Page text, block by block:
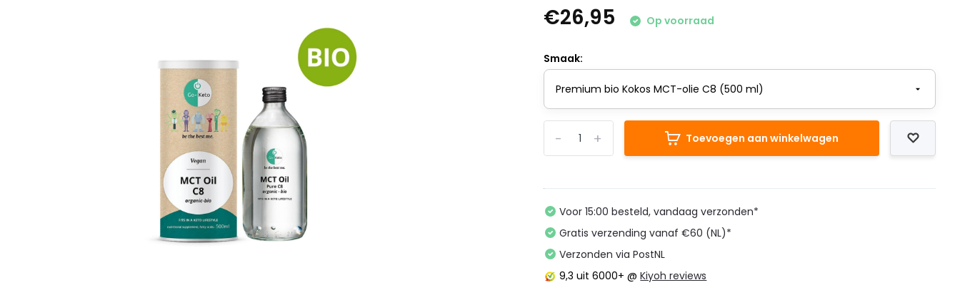
€26,95 Op voorraad
Smaak:
+
- Toevoegen aan winkelwagen
Voor 15:00 besteld, vandaag verzonden*
Gratis verzending vanaf €60 (NL)*
Verzonden via PostNL
9,3 uit 6000+ @Kiyoh reviews